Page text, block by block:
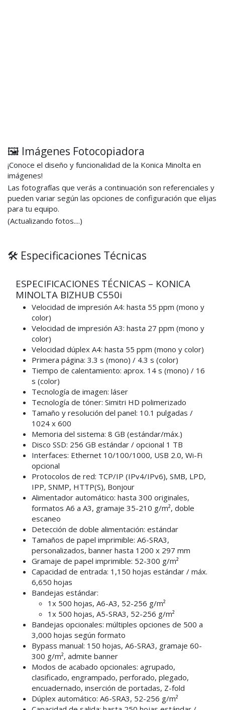
🖼️ Imágenes Fotocopiadora
¡Conoce el diseño y funcionalidad de la Konica Minolta en
imágenes!
Las fotografías que verás a continuación son referenciales y
pueden variar según las opciones de configuración que elijas
para tu equipo.
(Actualizando fotos....)
🛠️ Especificaciones Técnicas
ESPECIFICACIONES TÉCNICAS – KONICA
MINOLTA BIZHUB C550i
Velocidad de impresión A4: hasta 55 ppm (mono y
color)
Velocidad de impresión A3: hasta 27 ppm (mono y
color)
Velocidad dúplex A4: hasta 55 ppm (mono y color)
Primera página: 3.3 s (mono) / 4.3 s (color)
Tiempo de calentamiento: aprox. 14 s (mono) / 16
s (color)
Tecnología de imagen: láser
Tecnología de tóner: Simitri HD polimerizado
Tamaño y resolución del panel: 10.1 pulgadas /
1024 x 600
Memoria del sistema: 8 GB (estándar/máx.)
Disco SSD: 256 GB estándar / opcional 1 TB
Interfaces: Ethernet 10/100/1000, USB 2.0, Wi-Fi
opcional
Protocolos de red: TCP/IP (IPv4/IPv6), SMB, LPD,
IPP, SNMP, HTTP(S), Bonjour
Alimentador automático: hasta 300 originales,
formatos A6 a A3, gramaje 35-210 g/m², doble
escaneo
Detección de doble alimentación: estándar
Tamaños de papel imprimible: A6-SRA3,
personalizados, banner hasta 1200 x 297 mm
Gramaje de papel imprimible: 52-300 g/m²
Capacidad de entrada: 1,150 hojas estándar / máx.
6,650 hojas
Bandejas estándar:
1x 500 hojas, A6-A3, 52-256 g/m²
1x 500 hojas, A5-SRA3, 52-256 g/m²
Bandejas opcionales: múltiples opciones de 500 a
3,000 hojas según formato
Bypass manual: 150 hojas, A6-SRA3, gramaje 60-
300 g/m², admite banner
Modos de acabado opcionales: agrupado,
clasificado, engrampado, perforado, plegado,
encuadernado, inserción de portadas, Z-fold
Dúplex automático: A6-SRA3, 52-256 g/m²